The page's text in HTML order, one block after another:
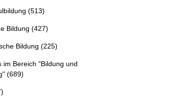
(513)
Bildung (427)
Bildung (225)
im Bereich "Bildung und
(689)